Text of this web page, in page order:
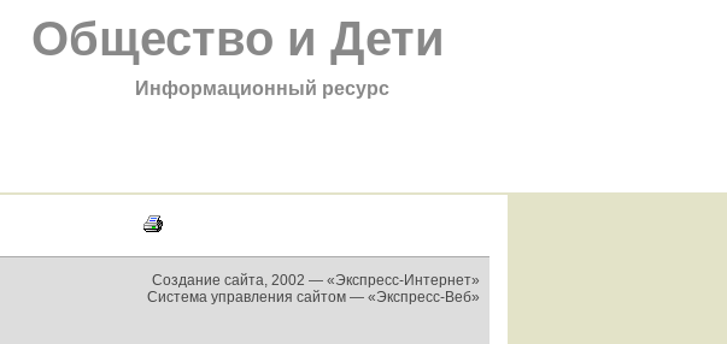
Общество и Дети
Информационный ресурс
Создание сайта, 2002 — «Экспресс-Интернет»
Система управления сайтом — «Экспресс-Веб»